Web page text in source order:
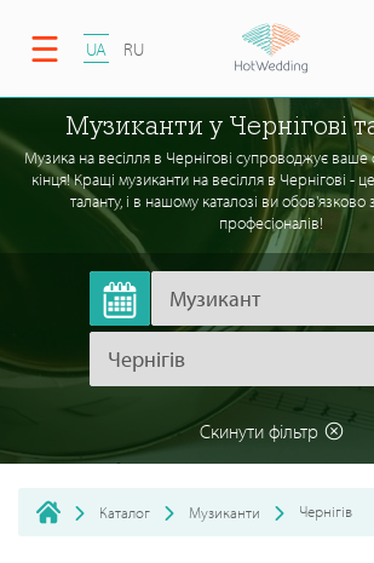
UA RU
Музиканти у Чернігові
Музика на весілля в Чернігові супроводжує ваше
кінця! Кращі музиканти на весілля в Чернігові -
таланту, і в нашому каталозі ви обов'язково
професіоналів!
Скинути фільтр
Каталог Музиканти Чернігів